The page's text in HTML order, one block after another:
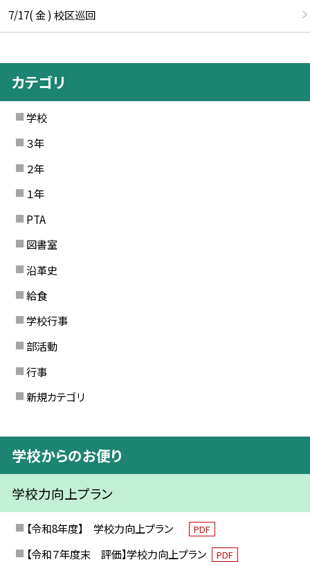
7/17( 金 ) 校区巡回
カテゴリ
学校
３年
２年
１年
PTA
図書室
沿革史
給食
学校行事
部活動
行事
新規カテゴリ
学校からのお便り
学校力向上プラン
【令和8年度】 学校力向上プラン PDF
【令和７年度末 評価】学校力向上プラン PDF